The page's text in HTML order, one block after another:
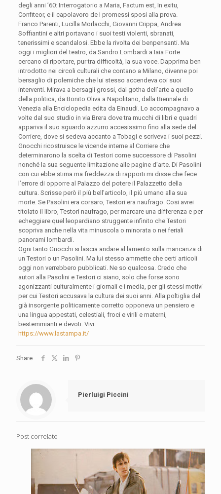
degli anni ’60: Interrogatorio a Maria, Factum est, In exitu,
Confiteor, e il capolavoro de I promessi sposi alla prova.
Franco Parenti, Lucilla Morlacchi, Giovanni Crippa, Andrea
Soffiantini e altri portavano i suoi testi violenti, sbranati,
tenerissimi e scandalosi. Ebbe la rivolta dei benpensanti. Ma
oggi i migliori del teatro, da Sandro Lombardi a Iaia Forte
cercano di riportare, pur tra difficoltà, la sua voce. Dapprima ben
introdotto nei circoli culturali che contano a Milano, divenne poi
bersaglio di polemiche che lui stesso accendeva coi suoi
interventi. Mirava a bersagli grossi, dal gotha dell’arte a quello
della politica, da Bonito Oliva a Napolitano, dalla Biennale di
Venezia alla Enciclopedia edita da Einaudi. Lo accompagnavo a
volte dal suo studio in via Brera dove tra mucchi di libri e quadri
appariva il suo sguardo azzurro accesissimo fino alla sede del
Corriere, dove si sedeva accanto a Tobagi e scriveva i suoi pezzi.
Gnocchi ricostruisce le vicende interne al Corriere che
determinarono la scelta di Testori come successore di Pasolini
nonché la sua seguente limitazione alle pagine d’arte. Di Pasolini
con cui ebbe stima ma freddezza di rapporti mi disse che fece
l’errore di opporre al Palazzo del potere il Palazzetto della
cultura. Scrisse però il più bell’articolo, il più umano alla sua
morte. Se Pasolini era corsaro, Testori era naufrago. Cosi avrei
titolato il libro, Testori naufrago, per marcare una differenza e per
echeggiare quel leopardiano struggente infinito che Testori
scopriva anche nella vita minuscola o minorata o nei feriali
panorami lombardi.
Ogni tanto Gnocchi si lascia andare al lamento sulla mancanza di
un Testori o un Pasolini. Ma lui stesso ammette che certi articoli
oggi non verrebbero pubblicati. Ne so qualcosa. Credo che
autori alla Pasolini e Testori ci siano, solo che forse sono
agonizzanti culturalmente i giornali e i media, per gli stessi motivi
per cui Testori accusava la cultura dei suoi anni. Alla poltiglia del
già insorgente politicamente corretto opponeva un pensiero e
una lingua appestati, celestiali, froci e virili e materni,
bestemmianti e devoti. Vivi.
https://www.lastampa.it/
Share
Pierluigi Piccini
Post correlato